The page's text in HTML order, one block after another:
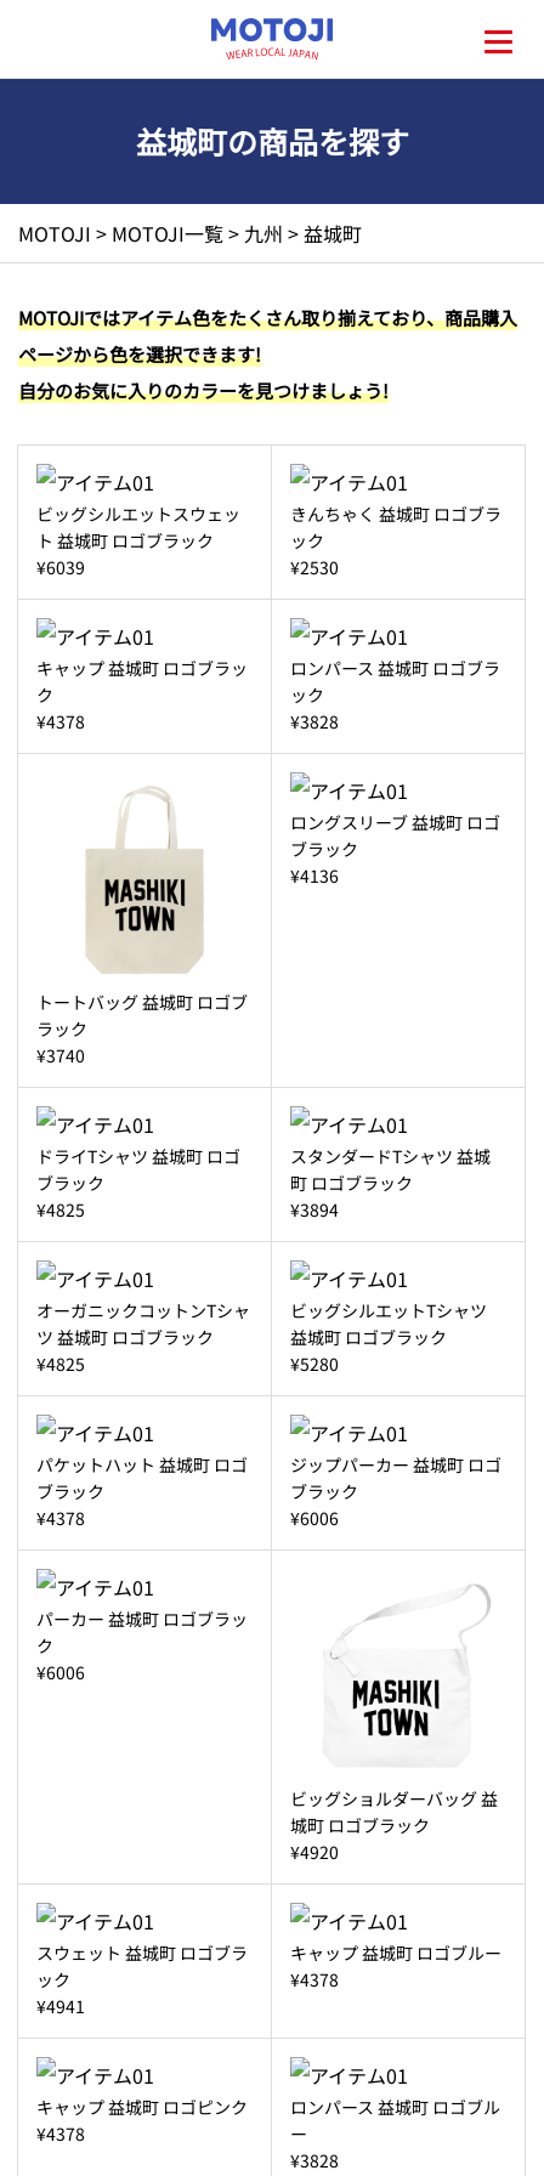
HOME
地元一覧
お問い合わせ
益城町の商品を探す
MOTOJI > MOTOJI一覧> 九州 >益城町
MOTOJIではアイテム色をたくさん取り揃えており、商品購入
ページから色を選択できます!
自分のお気に入りのカラーを見つけましょう!
ビッグシルエットスウェッ
ト 益城町 ロゴブラック
¥6039
きんちゃく 益城町 ロゴブラ
ック
¥2530
キャップ 益城町 ロゴブラッ
ク
¥4378
ロンパース 益城町 ロゴブラ
ック
¥3828
トートバッグ 益城町 ロゴブ
ラック
¥3740
ロングスリーブ 益城町 ロゴ
ブラック
¥4136
ドライTシャツ 益城町 ロゴ
ブラック
¥4825
スタンダードTシャツ 益城
町 ロゴブラック
¥3894
オーガニックコットンTシャ
ツ 益城町 ロゴブラック
¥4825
ビッグシルエットTシャツ
益城町 ロゴブラック
¥5280
パケットハット 益城町 ロゴ
ブラック
¥4378
ジップパーカー 益城町 ロゴ
ブラック
¥6006
パーカー 益城町 ロゴブラッ
ク
¥6006
ビッグショルダーバッグ 益
城町 ロゴブラック
¥4920
スウェット 益城町 ロゴブラ
ック
¥4941
キャップ 益城町 ロゴブルー
¥4378
キャップ 益城町 ロゴピンク
¥4378
ロンパース 益城町 ロゴブル
ー
¥3828